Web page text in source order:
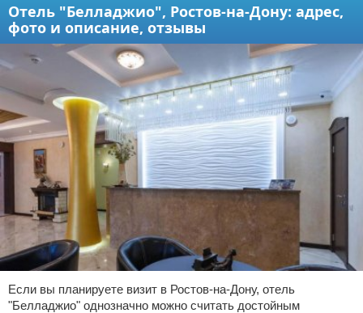
Отель "Белладжио", Ростов-на-Дону: адрес,
фото и описание, отзывы
Если вы планируете визит в Ростов-на-Дону, отель
"Белладжио" однозначно можно считать достойным